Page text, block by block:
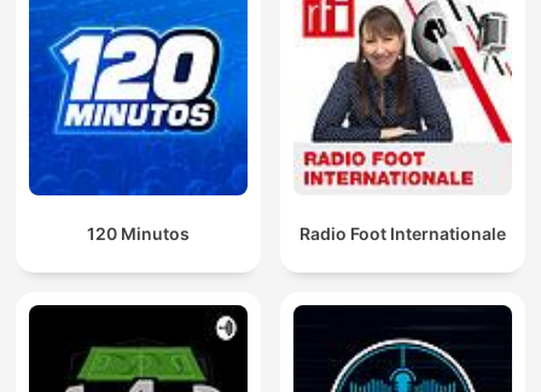
120 Minutos Radio Foot Internationale